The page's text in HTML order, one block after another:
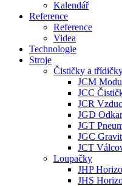
Kalendář
Reference
Reference
Videa
Technologie
Stroje
Čističky a
JCM
JCC
JCR
JGD
JGT
JGC
JCT
Loupačky
JHP
JHS